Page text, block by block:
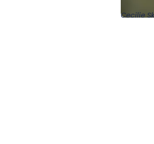
Cecilie